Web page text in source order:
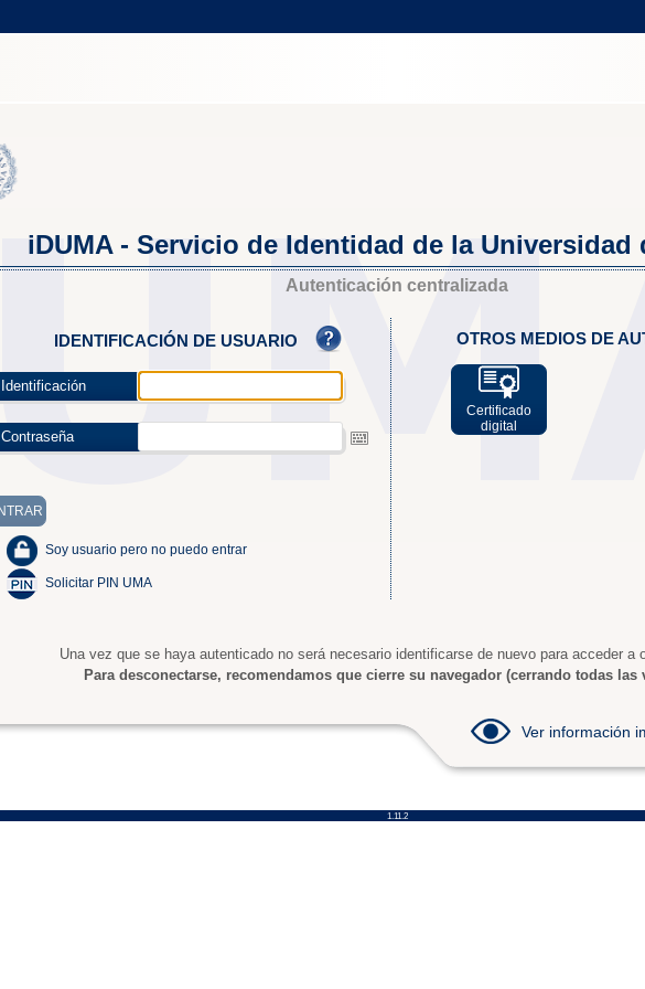
iDUMA - Servicio de Identidad de la Universidad
Autenticación centralizada
IDENTIFICACIÓN DE USUARIO
Identificación
Contraseña
Soy usuario pero no puedo entrar
Solicitar PIN UMA
OTROS MEDIOS DE
Certificado
digital
Una vez que se haya autenticado no será necesario identificarse de nuevo para acceder a
Para desconectarse, recomendamos que cierre su navegador (cerrando todas las
Ver información
1.11.2